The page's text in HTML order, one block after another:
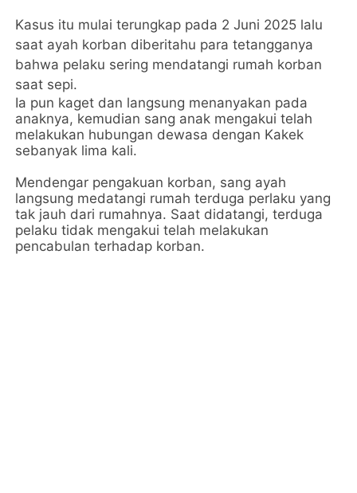
Kasus itu mulai terungkap pada 2 Juni 2025 lalu
saat ayah korban diberitahu para tetangganya
bahwa pelaku sering mendatangi rumah korban
saat sepi.
Ia pun kaget dan langsung menanyakan pada
anaknya, kemudian sang anak mengakui telah
melakukan hubungan dewasa dengan Kakek
sebanyak lima kali.
Mendengar pengakuan korban, sang ayah
langsung medatangi rumah terduga perlaku yang
tak jauh dari rumahnya. Saat didatangi, terduga
pelaku tidak mengakui telah melakukan
pencabulan terhadap korban.